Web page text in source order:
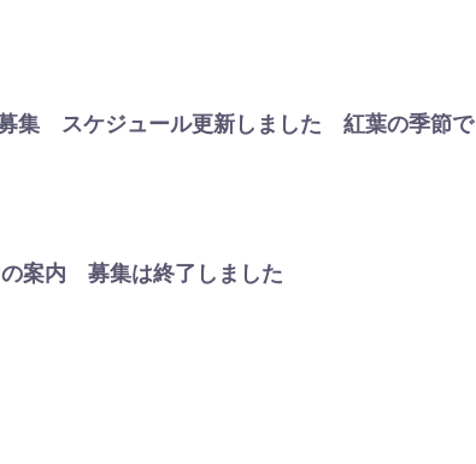
集 スケジュール更新しました 紅葉の季節で
の案内 募集は終了しました